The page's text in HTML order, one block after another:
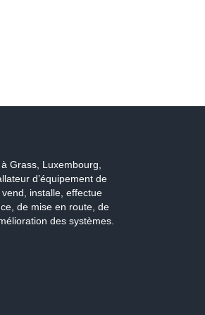
Grass, Luxembourg,
d’équipement de
installe, effectue
de mise en route, de
des systèmes.